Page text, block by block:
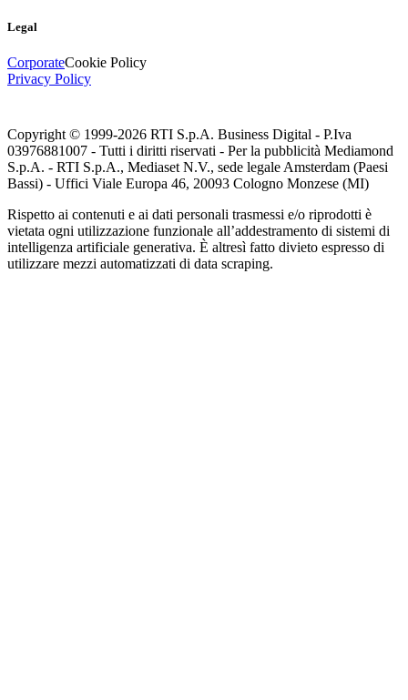
Legal
CorporateCookie Policy
Privacy Policy
Copyright © 1999-2026 RTI S.p.A. Business Digital - P.Iva
03976881007 - Tutti i diritti riservati - Per la pubblicità Mediamond
S.p.A. - RTI S.p.A., Mediaset N.V., sede legale Amsterdam (Paesi
Bassi) - Uffici Viale Europa 46, 20093 Cologno Monzese (MI)
Rispetto ai contenuti e ai dati personali trasmessi e/o riprodotti è
vietata ogni utilizzazione funzionale all’addestramento di sistemi di
intelligenza artificiale generativa. È altresì fatto divieto espresso di
utilizzare mezzi automatizzati di data scraping.